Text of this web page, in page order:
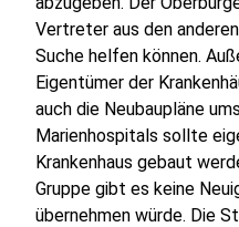
Vertreter aus den
Suche helfen können.
Eigentümer der
auch die Neubaupläne
Marienhospitals sollte
Krankenhaus gebaut
Gruppe gibt es keine
übernehmen würde. Die